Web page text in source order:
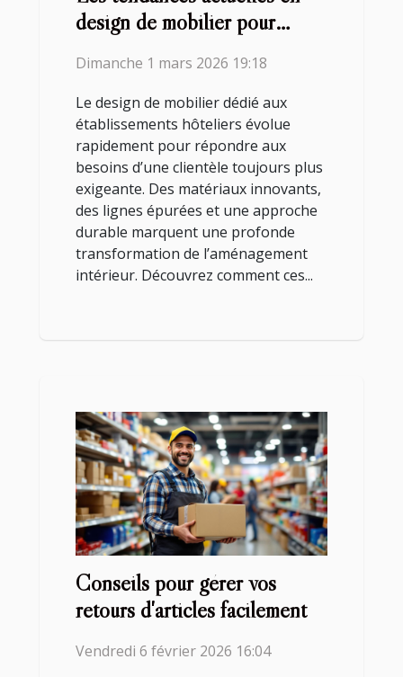
design de mobilier pour
Dimanche 1 mars 2026 19:18
Le design de mobilier dédié aux
établissements hôteliers évolue
rapidement pour répondre aux
besoins d’une clientèle toujours plus
exigeante. Des matériaux innovants,
des lignes épurées et une approche
durable marquent une profonde
transformation de l’aménagement
intérieur. Découvrez comment ces...
Conseils pour gérer vos
retours d'articles facilement
Vendredi 6 février 2026 16:04